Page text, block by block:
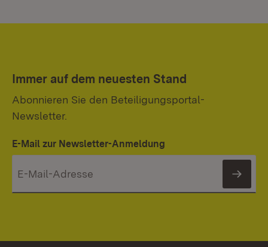
Immer auf dem neuesten Stand
Abonnieren Sie den Beteiligungsportal-
Newsletter.
E-Mail zur Newsletter-Anmeldung